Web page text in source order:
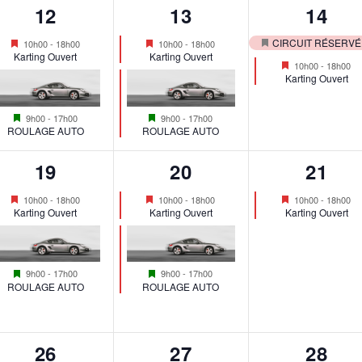
e
n
t
s
,
e
n
t
s
,
e
n
t
2
é
v
è
n
e
m
e
n
t
s
12
Mis
en
avant
10h00- 18h00
Karting Ouvert
Mis
en
9h00- 17h00
ROULAGE AUTO
2
é
v
è
n
e
m
e
n
t
s
13
Mis
en
avant
10h00- 18h00
Karting Ouvert
Mis
en
9h00- 17h00
ROULAGE AUTO
2
é
v
e
m
e
14
Mis
CIRCUIT RÉSERVÉ
Mis
en
avant
10h00- 18h00
Karting Ouvert
2
é
v
è
n
m
19
Mis
en
avant
10h00- 18h00
Karting Ouvert
Mis
en
9h00- 17h00
ROULAGE AUTO
2
é
v
è
n
m
20
Mis
en
avant
10h00- 18h00
Karting Ouvert
Mis
en
9h00- 17h00
ROULAGE AUTO
1
é
v
m
21
Mis
en
avant
10h00- 18h00
Karting Ouvert
1
26
2
27
2
28